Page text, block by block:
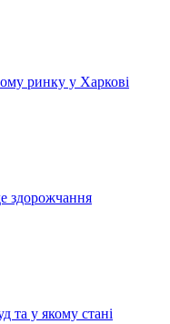
ринку у Харкові
здорожчання
та у якому стані